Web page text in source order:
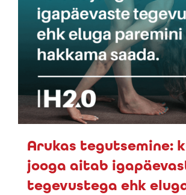
Arukas tegutsemine:
jooga aitab
tegevustega ehk